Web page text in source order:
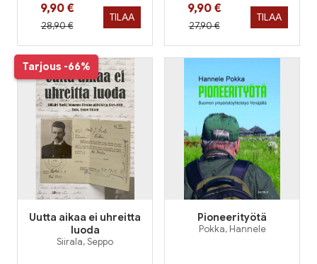
Hinta nyt
9,90 €
Hinta aiemmin
28,90 €
TILAA
Hinta nyt
9,90 €
Hinta aiemmin
27,90 €
TILAA
Tarjous -66%
Uutta aikaa ei uhreitta
luoda
Siirala, Seppo
Pioneerityötä
Pokka, Hannele